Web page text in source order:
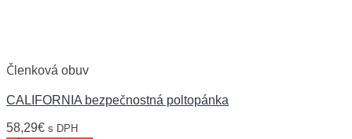
Členková obuv
CALIFORNIA bezpečnostná poltopánka
58,29€ s DPH